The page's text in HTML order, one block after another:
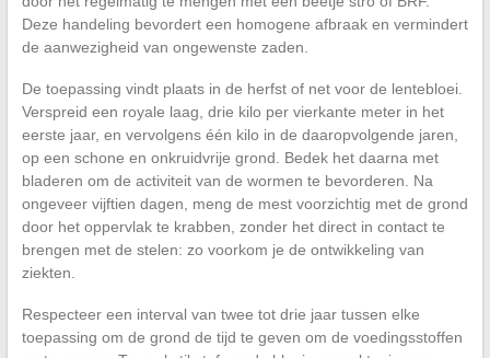
Deze handeling bevordert een homogene afbraak en vermindert
de aanwezigheid van ongewenste zaden.
De toepassing vindt plaats in de herfst of net voor de lentebloei.
Verspreid een royale laag, drie kilo per vierkante meter in het
eerste jaar, en vervolgens één kilo in de daaropvolgende jaren,
op een schone en onkruidvrije grond. Bedek het daarna met
bladeren om de activiteit van de wormen te bevorderen. Na
ongeveer vijftien dagen, meng de mest voorzichtig met de grond
door het oppervlak te krabben, zonder het direct in contact te
brengen met de stelen: zo voorkom je de ontwikkeling van
ziekten.
Respecteer een interval van twee tot drie jaar tussen elke
toepassing om de grond de tijd te geven om de voedingsstoffen